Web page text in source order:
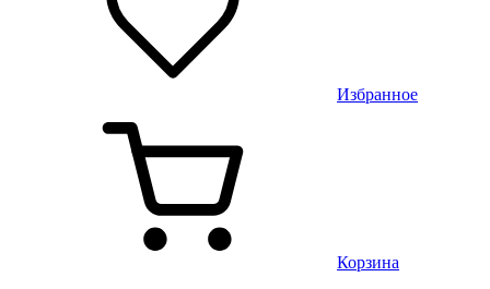
Избранное
Корзина